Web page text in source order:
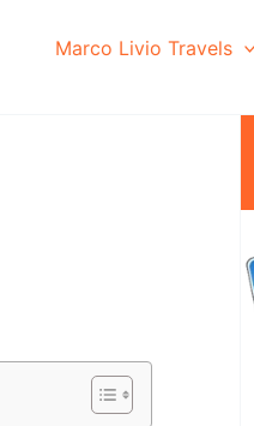
Marco Livio Travels